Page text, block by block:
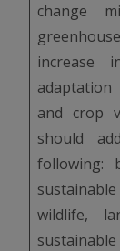
change
increase
and crop
should
following:
wildlife,